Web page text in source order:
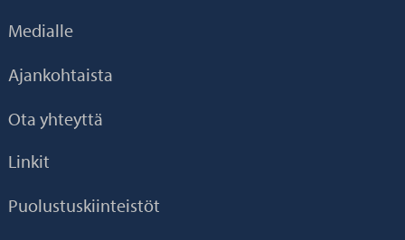
Medialle
Ajankohtaista
Ota yhteyttä
Linkit
Puolustuskiinteistöt